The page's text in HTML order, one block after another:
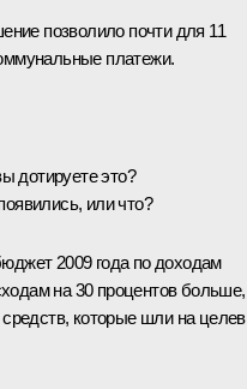
позволило почти для 11
платежи.
дотируете это?
или что?
2009 года по доходам
на 30 процентов больше,
которые шли на